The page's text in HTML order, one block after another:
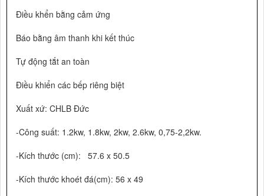
Điều khển bằng cảm ứng
Báo bằng âm thanh khi kết thúc
Tự động tắt an toàn
Điều khiển các bếp riêng biệt
Xuất xứ: CHLB Đức
-Công suất: 1.2kw, 1.8kw, 2kw, 2.6kw, 0,75-2,2kw.
-Kích thước (cm): 57.6 x 50.5
-Kích thước khoét đá(cm): 56 x 49